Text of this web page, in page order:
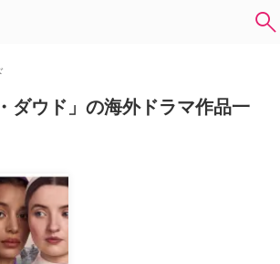
ダウド」の海外ドラマ作品一